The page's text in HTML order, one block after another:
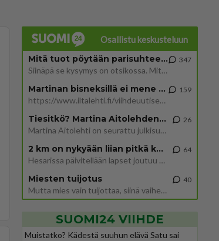
Osallistu keskusteluun
Mitä tuot pöytään parisuhteessa?
Siinäpä se kysymys on otsikossa. Mitäpä siis tuot/toisit pöytään parisuhteessa? Oletko mies vai nainen? Koetko sen mitä
347
Martinan bisneksillä ei mene hyvin
https://www.iltalehti.fi/viihdeuutiset/a/c46da6ab-340f-4790-aaa7-0865eed2336 Yrityksen konkurssihakemus on tullut kärä
159
Tiesitkö? Martina Aitolehden isäpuoli on tämä suosittu laulaja
Martina Aitolehti on seurattu julkisuuden henkilö. Lähipiiriin mahtuu muitakin tunnettuja henkilöitä. Tiesitkö, että Ma
26
2 km on nykyään liian pitkä koulumatka
Hesarissa päivitellään lapset joutuu nyt kulkemaan 2 km kouluun jösses. Ruostefillarilla tuo matka menee vaikka miten äk
64
Miesten tuijotus
Mutta mies vain tuijottaa, siinä vaiheessa käännän itse pään pois. Mikä juttu? Yleensä jos joku tuijottaa tai katsoo, hä
40
SUOMI24 VIIHDE
Muistatko? Kädestä suuhun elävä Satu sai